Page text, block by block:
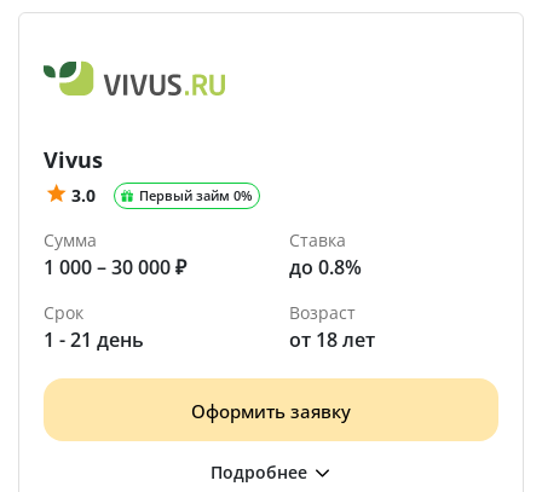
Vivus
3.0 Первый займ 0%
Сумма
1 000 – 30 000 ₽
Ставка
до 0.8%
Срок
1 - 21 день
Возраст
от 18 лет
Оформить заявку